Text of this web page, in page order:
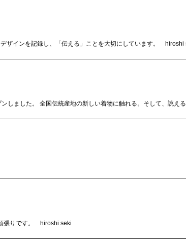
ザインを記録し、「伝える」ことを大切にしています。 hiroshi
しました。 全国伝統産地の新しい着物に触れる。そして、誂え
張りです。 hiroshi seki